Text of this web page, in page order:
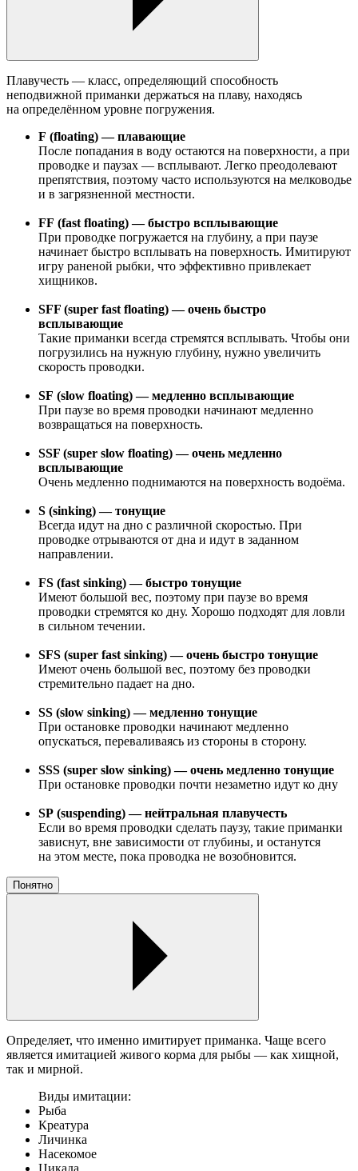
Плавучесть — класс, определяющий способность
неподвижной приманки держаться на плаву, находясь
на определённом уровне погружения.
F (floating) — плавающие
После попадания в воду остаются на поверхности, а при
проводке и паузах — всплывают. Легко преодолевают
препятствия, поэтому часто используются на мелководье
и в загрязненной местности.
FF (fast floating) — быстро всплывающие
При проводке погружается на глубину, а при паузе
начинает быстро всплывать на поверхность. Имитируют
игру раненой рыбки, что эффективно привлекает
хищников.
SFF (super fast floating) — очень быстро
всплывающие
Такие приманки всегда стремятся всплывать. Чтобы они
погрузились на нужную глубину, нужно увеличить
скорость проводки.
SF (slow floating) — медленно всплывающие
При паузе во время проводки начинают медленно
возвращаться на поверхность.
SSF (super slow floating) — очень медленно
всплывающие
Очень медленно поднимаются на поверхность водоёма.
S (sinking) — тонущие
Всегда идут на дно с различной скоростью. При
проводке отрываются от дна и идут в заданном
направлении.
FS (fast sinking) — быстро тонущие
Имеют большой вес, поэтому при паузе во время
проводки стремятся ко дну. Хорошо подходят для ловли
в сильном течении.
SFS (super fast sinking) — очень быстро тонущие
Имеют очень большой вес, поэтому без проводки
стремительно падает на дно.
SS (slow sinking) — медленно тонущие
При остановке проводки начинают медленно
опускаться, переваливаясь из стороны в сторону.
SSS (super slow sinking) — очень медленно тонущие
При остановке проводки почти незаметно идут ко дну
SP (suspending) — нейтральная плавучесть
Если во время проводки сделать паузу, такие приманки
зависнут, вне зависимости от глубины, и останутся
на этом месте, пока проводка не возобновится.
Понятно
Определяет, что именно имитирует приманка. Чаще всего
является имитацией живого корма для рыбы — как хищной,
так и мирной.
Виды имитации:
Рыба
Креатура
Личинка
Насекомое
Цикада